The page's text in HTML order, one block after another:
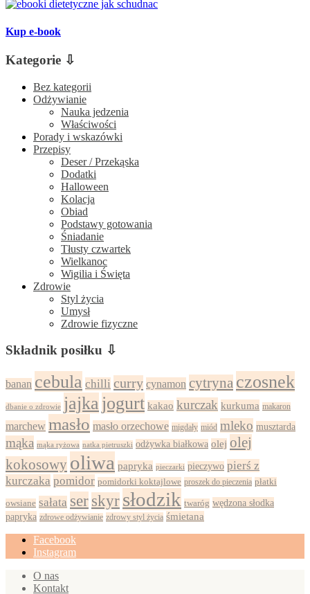
Kup e-book
Kategorie ⇩
Bez kategorii
Odżywianie
Nauka jedzenia
Właściwości
Porady i wskazówki
Przepisy
Deser / Przekąska
Dodatki
Halloween
Kolacja
Obiad
Podstawy gotowania
Śniadanie
Tłusty czwartek
Wielkanoc
Wigilia i Święta
Zdrowie
Styl życia
Umysł
Zdrowie fizyczne
Składnik posiłku ⇩
banan cebula chilli curry cynamon cytryna czosnek
dbanie o zdrowie jajka jogurt kakao kurczak kurkuma makaron
marchew masło masło orzechowe migdały miód mleko musztarda
mąka mąka ryżowa natka pietruszki odżywka białkowa olej olej
kokosowy oliwa papryka pieczarki pieczywo pierś z
kurczaka pomidor pomidorki koktajlowe proszek do pieczenia płatki
owsiane sałata ser skyr słodzik twaróg wędzona słodka
papryka zdrowe odżywianie zdrowy styl życia śmietana
Facebook
Instagram
O nas
Kontakt